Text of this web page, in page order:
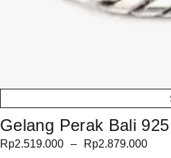
Gelang Perak Bali
Rp2.519.000 – Rp2.879.000